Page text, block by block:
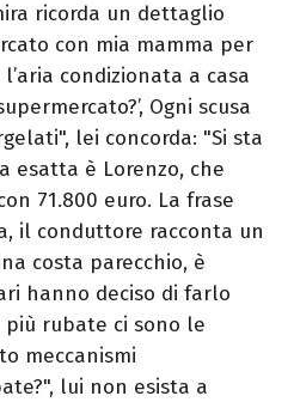
ricorda un dettaglio
con mia mamma per
condizionata a casa
Ogni scusa
lei concorda: "Si sta
esatta è Lorenzo, che
71.800 euro. La frase
il conduttore racconta un
costa parecchio, è
hanno deciso di farlo
più rubate ci sono le
meccanismi
lui non esista a